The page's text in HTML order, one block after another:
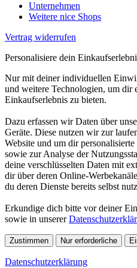
Unternehmen
Weitere nice Shops
Vertrag widerrufen
Personalisiere dein
Nur mit deiner individuellen
und weitere Technologien, um dir
Einkaufserlebnis zu bieten.
Dazu erfassen wir Daten über
Geräte. Diese nutzen wir zur
Website und um dir
sowie zur Analyse der
deine verschlüsselten Daten mit
dir über deren Online-
du deren Dienste bereits selbst
Erkundige dich bitte vor deiner
sowie in unserer
Zustimmen Nur erforderliche
Datenschutzerklärung